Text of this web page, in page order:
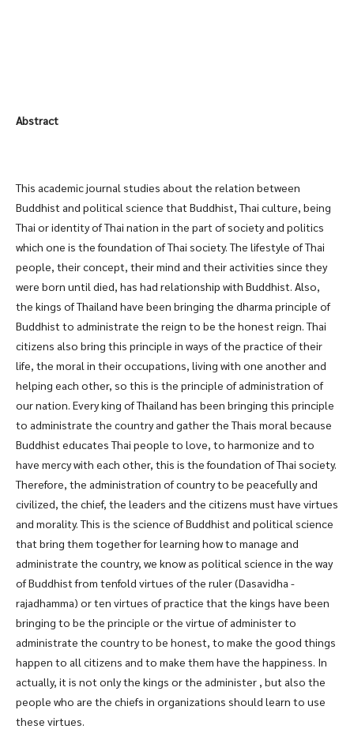
Abstract
This academic journal studies about the relation between
Buddhist and political science that Buddhist, Thai culture, being
Thai or identity of Thai nation in the part of society and politics
which one is the foundation of Thai society. The lifestyle of Thai
people, their concept, their mind and their activities since they
were born until died, has had relationship with Buddhist. Also,
the kings of Thailand have been bringing the dharma principle of
Buddhist to administrate the reign to be the honest reign. Thai
citizens also bring this principle in ways of the practice of their
life, the moral in their occupations, living with one another and
helping each other, so this is the principle of administration of
our nation. Every king of Thailand has been bringing this principle
to administrate the country and gather the Thais moral because
Buddhist educates Thai people to love, to harmonize and to
have mercy with each other, this is the foundation of Thai society.
Therefore, the administration of country to be peacefully and
civilized, the chief, the leaders and the citizens must have virtues
and morality. This is the science of Buddhist and political science
that bring them together for learning how to manage and
administrate the country, we know as political science in the way
of Buddhist from tenfold virtues of the ruler (Dasavidha -
rajadhamma) or ten virtues of practice that the kings have been
bringing to be the principle or the virtue of administer to
administrate the country to be honest, to make the good things
happen to all citizens and to make them have the happiness. In
actually, it is not only the kings or the administer , but also the
people who are the chiefs in organizations should learn to use
these virtues.